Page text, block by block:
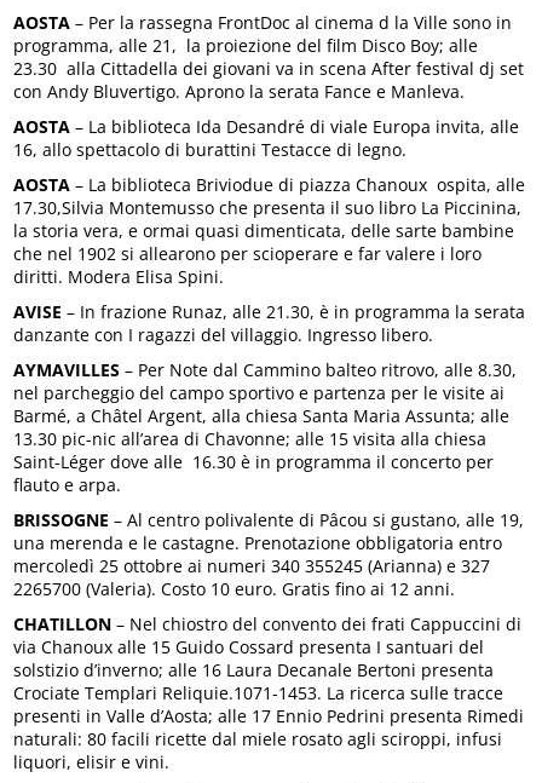
AOSTA – Per la rassegna FrontDoc al cinema d la Ville sono in
programma, alle 21, la proiezione del film Disco Boy; alle
23.30 alla Cittadella dei giovani va in scena After festival dj set
con Andy Bluvertigo. Aprono la serata Fance e Manleva.
AOSTA – La biblioteca Ida Desandré di viale Europa invita, alle
16, allo spettacolo di burattini Testacce di legno.
AOSTA – La biblioteca Briviodue di piazza Chanoux ospita, alle
17.30,Silvia Montemusso che presenta il suo libro La Piccinina,
la storia vera, e ormai quasi dimenticata, delle sarte bambine
che nel 1902 si allearono per scioperare e far valere i loro
diritti. Modera Elisa Spini.
AVISE – In frazione Runaz, alle 21.30, è in programma la serata
danzante con I ragazzi del villaggio. Ingresso libero.
AYMAVILLES – Per Note dal Cammino balteo ritrovo, alle 8.30,
nel parcheggio del campo sportivo e partenza per le visite ai
Barmé, a Châtel Argent, alla chiesa Santa Maria Assunta; alle
13.30 pic-nic all’area di Chavonne; alle 15 visita alla chiesa
Saint-Léger dove alle 16.30 è in programma il concerto per
flauto e arpa.
BRISSOGNE – Al centro polivalente di Pâcou si gustano, alle 19,
una merenda e le castagne. Prenotazione obbligatoria entro
mercoledì 25 ottobre ai numeri 340 355245 (Arianna) e 327
2265700 (Valeria). Costo 10 euro. Gratis fino ai 12 anni.
CHATILLON – Nel chiostro del convento dei frati Cappuccini di
via Chanoux alle 15 Guido Cossard presenta I santuari del
solstizio d’inverno; alle 16 Laura Decanale Bertoni presenta
Crociate Templari Reliquie.1071-1453. La ricerca sulle tracce
presenti in Valle d’Aosta; alle 17 Ennio Pedrini presenta Rimedi
naturali: 80 facili ricette dal miele rosato agli sciroppi, infusi
liquori, elisir e vini.